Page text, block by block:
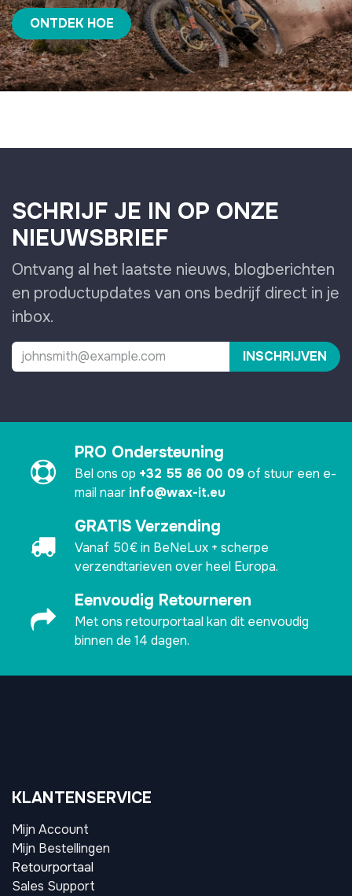
ONTDEK HOE
SCHRIJF JE IN OP ONZE
NIEUWSBRIEF
Ontvang al het laatste nieuws, blogberichten
en productupdates van ons bedrijf direct in je
inbox.
INSCHRIJVEN
PRO Ondersteuning
Bel ons op +32 55 86 00 09 of stuur een e-
mail naar info@wax-it.eu
GRATIS Verzending
Vanaf 50€ in BeNeLux + scherpe
verzendtarieven over heel Europa.
Eenvoudig Retourneren
Met ons retourportaal kan dit eenvoudig
binnen de 14 dagen.
KLANTENSERVICE
Mijn Account
Mijn Bestellingen
Retourportaal
Sales Support